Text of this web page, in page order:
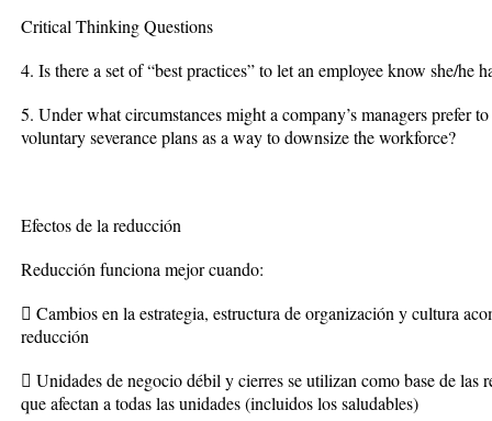
Critical Thinking Questions
4. Is there a set of “best practices” to let an employee know she/he
5. Under what circumstances might a company’s managers prefer
voluntary severance plans as a way to downsize the workforce?
Efectos de la reducción
Reducción funciona mejor cuando:
 Cambios en la estrategia, estructura de organización y cultura
reducción
 Unidades de negocio débil y cierres se utilizan como base de las
que afectan a todas las unidades (incluidos los saludables)